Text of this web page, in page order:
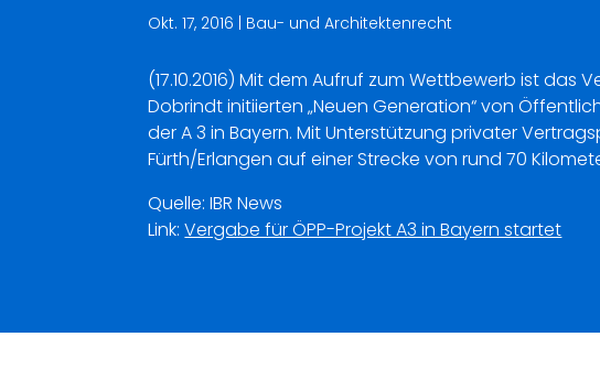
Okt. 17, 2016 | Bau- und Architektenrecht
(17.10.2016) Mit dem Aufruf zum Wettbewerb ist
Dobrindt initiierten „Neuen Generation“ von
der A 3 in Bayern. Mit Unterstützung privater
Fürth/Erlangen auf einer Strecke von rund 70
Quelle: IBR News
Link:Vergabe für ÖPP-Projekt A3 in Bayern startet